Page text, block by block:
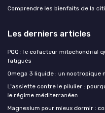
Comprendre les bienfaits de la
Les derniers articles
PQQ : le cofacteur mitochondrial
fatigués
Omega 3 liquide : un nootropique
L'assiette contre le pilulier :
le régime méditerranéen
Magnesium pour mieux dormir :